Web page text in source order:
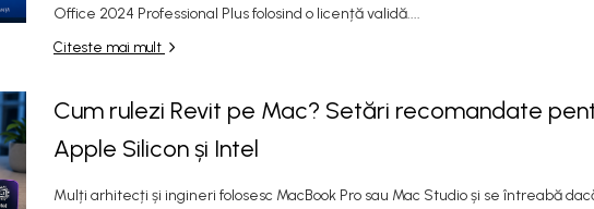
Office 2024 Professional Plus folosind o licență validă....
Citeste mai mult
Cum rulezi Revit pe Mac? Setări recomandate
Apple Silicon și Intel
Mulți arhitecți și ingineri folosesc MacBook Pro sau Mac Studio și se întreabă